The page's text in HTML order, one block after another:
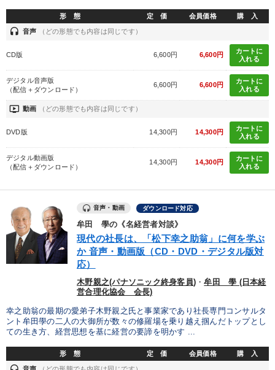
形 態 定 価 会員価格 購 入
headset 音声 （どの形態でも内容は同じです）
CD版 6,600円 6,600円
カートに
入れる
デジタル音声版
（配信＋ダウンロード）
6,600円 6,600円
カートに
入れる
ondemand_video 動画 （どの形態でも内容は同じです）
DVD版 14,300円 14,300円
カートに
入れる
デジタル動画版
（配信＋ダウンロード）
14,300円 14,300円
カートに
入れる
音声・動画 ダウンロード対応
牟田 學の《名経営者対談》
現代の社長は、「松下幸之助翁」に何を学ぶ
か 音声・動画版（CD・DVD・デジタル版対
応）
木野親之(パナソニック終身客員) ・牟田 學 (日本経
営合理化協会 会長)
幸之助翁の最期の愛弟子木野親之氏と事業家であり社長専門コンサルタ
ント牟田學の二人の大御所が数々の修羅場を乗り越え掴んだトップとし
ての生き方、経営思想を基に経営の要諦を明かす ...
形 態 定 価 会員価格 購 入